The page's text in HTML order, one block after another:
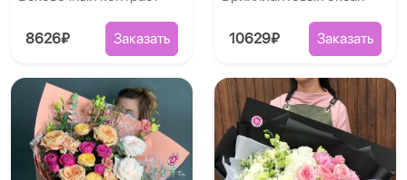
8626₽ Заказать 10629₽ Заказать